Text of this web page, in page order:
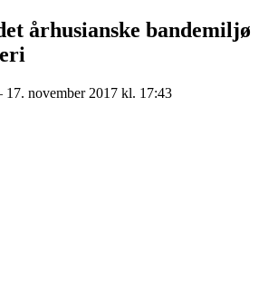
århusianske bandemiljø
november 2017 kl. 17:43